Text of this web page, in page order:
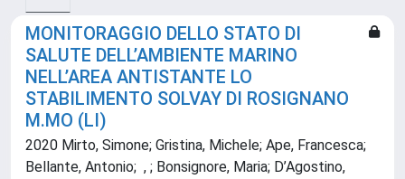
MONITORAGGIO DELLO STATO DI
SALUTE DELL’AMBIENTE MARINO
NELL’AREA ANTISTANTE LO
STABILIMENTO SOLVAY DI ROSIGNANO
M.MO (LI)
2020 Mirto, Simone; Gristina, Michele; Ape, Francesca;
Bellante, Antonio; , ; Bonsignore, Maria; D’Agostino,